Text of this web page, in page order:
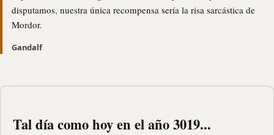
disputamos, nuestra única recompensa sería la risa sarcástica de
Mordor.
Gandalf
Tal día como hoy en el año 3019...